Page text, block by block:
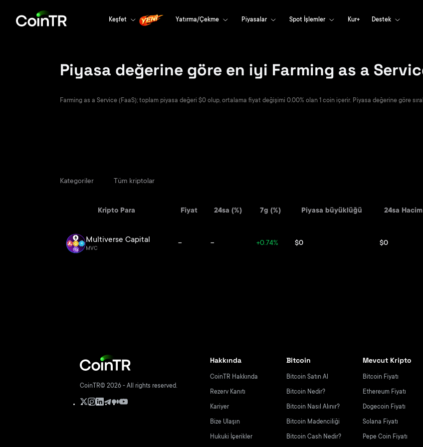
Keşfet Yatırma/Çekme Piyasalar Spot İşlemler Kur+ Destek
Piyasa değerine göre en iyi Farming as a
Farming as a Service (FaaS); toplam piyasa değeri $0 olup, ortalama fiyat değişimi 0.00% olan 1 coin içerir. Piyasa değerine göre
Kategoriler Tüm kriptolar
Kripto Para Fiyat 24sa (%) 7g (%) Piyasa büyüklüğü 24sa Hacim
Multiverse Capital
MVC
-- -- +0.74% $0 $0
CoinTR© 2026 - All rights reserved.
Hakkında
CoinTR Hakkında
Rezerv Kanıtı
Kariyer
Bize Ulaşın
Hukuki İçerikler
Bitcoin
Bitcoin Satın Al
Bitcoin Nedir?
Bitcoin Nasıl Alınır?
Bitcoin Madenciliği
Bitcoin Cash Nedir?
Mevcut Kripto
Bitcoin Fiyatı
Ethereum Fiyatı
Dogecoin Fiyatı
Solana Fiyatı
Pepe Coin Fiyatı